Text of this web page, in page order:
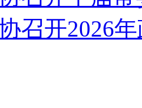
召开2026